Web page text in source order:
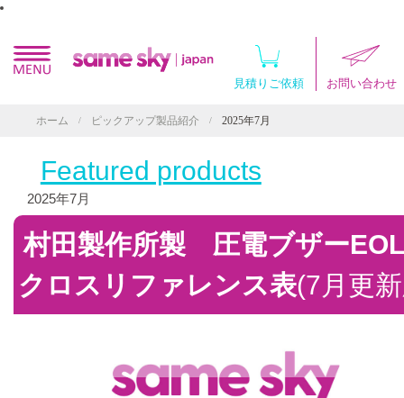
オーディオ
ブザー
モーショ
リレー
パワーリレ
センサー
圧力セン
超音波セ
スイッチ
押しボタ
温度管理
ACファン
ペルチェ素
サーマル
電源
DC-DCコ
Same Sky製品
温度管理
パートナーブランド
ACアダプター
会社概要
代理店
お問い合わせ
見積りご依頼 お問い合わせ
ホーム / ピックアップ製品紹介 / 2025年7月
Featured products
2025年7月
村田製作所製 圧電ブザー
クロスリファレンス表(7月更